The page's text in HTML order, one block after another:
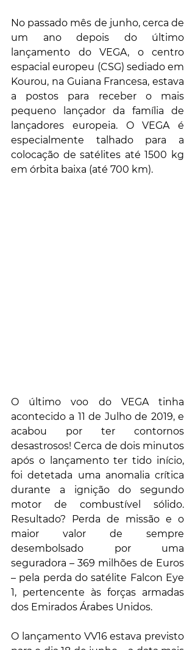
No passado mês de junho, cerca de
um ano depois do último
lançamento do VEGA, o centro
espacial europeu (CSG) sediado em
Kourou, na Guiana Francesa, estava
a postos para receber o mais
pequeno lançador da família de
lançadores europeia. O VEGA é
especialmente talhado para a
colocação de satélites até 1500 kg
em órbita baixa (até 700 km).
O último voo do VEGA tinha
acontecido a 11 de Julho de 2019, e
acabou por ter contornos
desastrosos! Cerca de dois minutos
após o lançamento ter tido início,
foi detetada uma anomalia crítica
durante a ignição do segundo
motor de combustível sólido.
Resultado? Perda de missão e o
maior valor de sempre
desembolsado por uma
seguradora – 369 milhões de Euros
– pela perda do satélite Falcon Eye
1, pertencente às forças armadas
dos Emirados Árabes Unidos.
O lançamento VV16 estava previsto